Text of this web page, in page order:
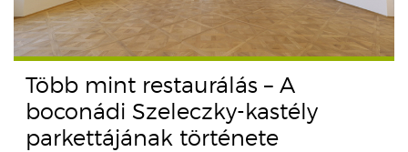
Több mint restaurálás – A
boconádi Szeleczky-kastély
parkettájának története